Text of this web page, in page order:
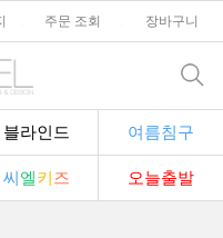
주문 조회 장바구니
블라인드 여름침구
씨 엘키 즈 오늘출발